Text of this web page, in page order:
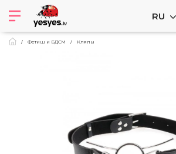
RU
Фетиш и БДСМ Кляпы